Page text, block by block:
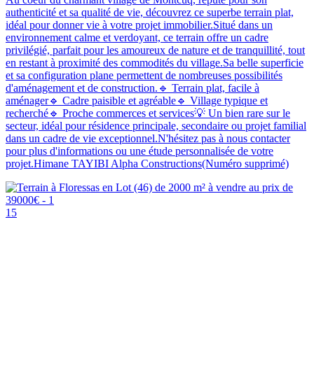
authenticité et sa qualité de vie, découvrez ce superbe terrain plat,
idéal pour donner vie à votre projet immobilier.Situé dans un
environnement calme et verdoyant, ce terrain offre un cadre
privilégié, parfait pour les amoureux de nature et de tranquillité, tout
en restant à proximité des commodités du village.Sa belle superficie
et sa configuration plane permettent de nombreuses possibilités
d'aménagement et de construction.🔹 Terrain plat, facile à
aménager🔹 Cadre paisible et agréable🔹 Village typique et
recherché🔹 Proche commerces et services💡 Un bien rare sur le
secteur, idéal pour résidence principale, secondaire ou projet familial
dans un cadre de vie exceptionnel.N'hésitez pas à nous contacter
pour plus d'informations ou une étude personnalisée de votre
projet.Himane TAYIBI Alpha Constructions(Numéro supprimé)
15